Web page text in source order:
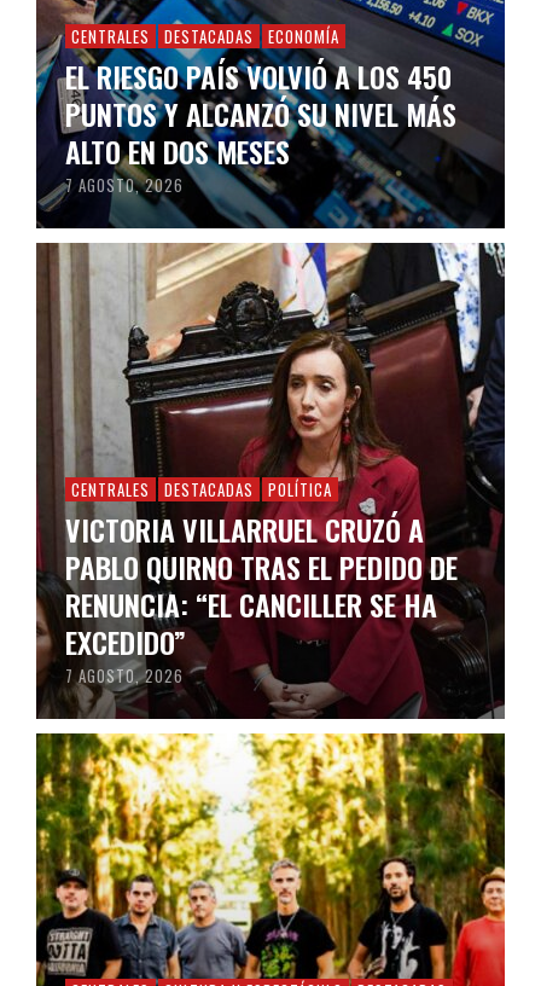
CENTRALES DESTACADAS ECONOMÍA
EL RIESGO PAÍS VOLVIÓ A LOS 450
PUNTOS Y ALCANZÓ SU NIVEL MÁS
ALTO EN DOS MESES
7 AGOSTO, 2026
CENTRALES DESTACADAS POLÍTICA
VICTORIA VILLARRUEL CRUZÓ A
PABLO QUIRNO TRAS EL PEDIDO DE
RENUNCIA: “EL CANCILLER SE HA
EXCEDIDO”
7 AGOSTO, 2026